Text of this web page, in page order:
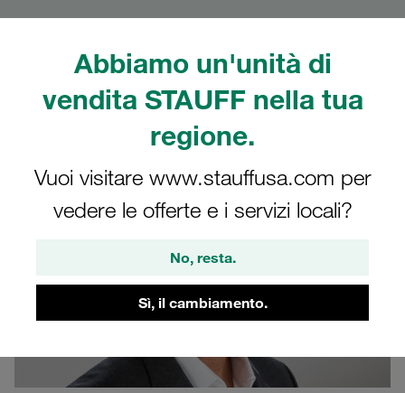
Abbiamo un'unità di
vendita STAUFF nella tua
regione.
Vuoi visitare www.stauffusa.com per
vedere le offerte e i servizi locali?
No, resta.
Sì, il cambiamento.
dell'Amministrazione di STAUFF Global